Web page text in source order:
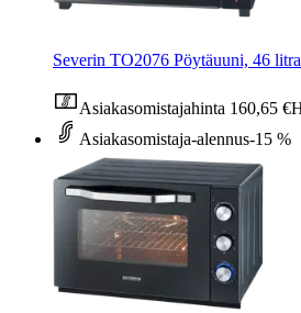
Severin TO2076 Pöytäuuni, 46
Asiakasomistajahinta 160,65 €
Asiakasomistaja-alennus-15 %